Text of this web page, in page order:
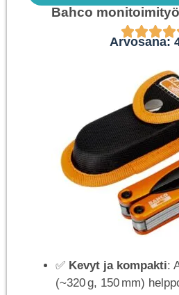
Bahco
Arvosana:
✅ Kevyt ja kompakti:
(~320 g, 150 mm)